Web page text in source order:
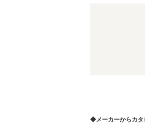
◆メーカーからカタ